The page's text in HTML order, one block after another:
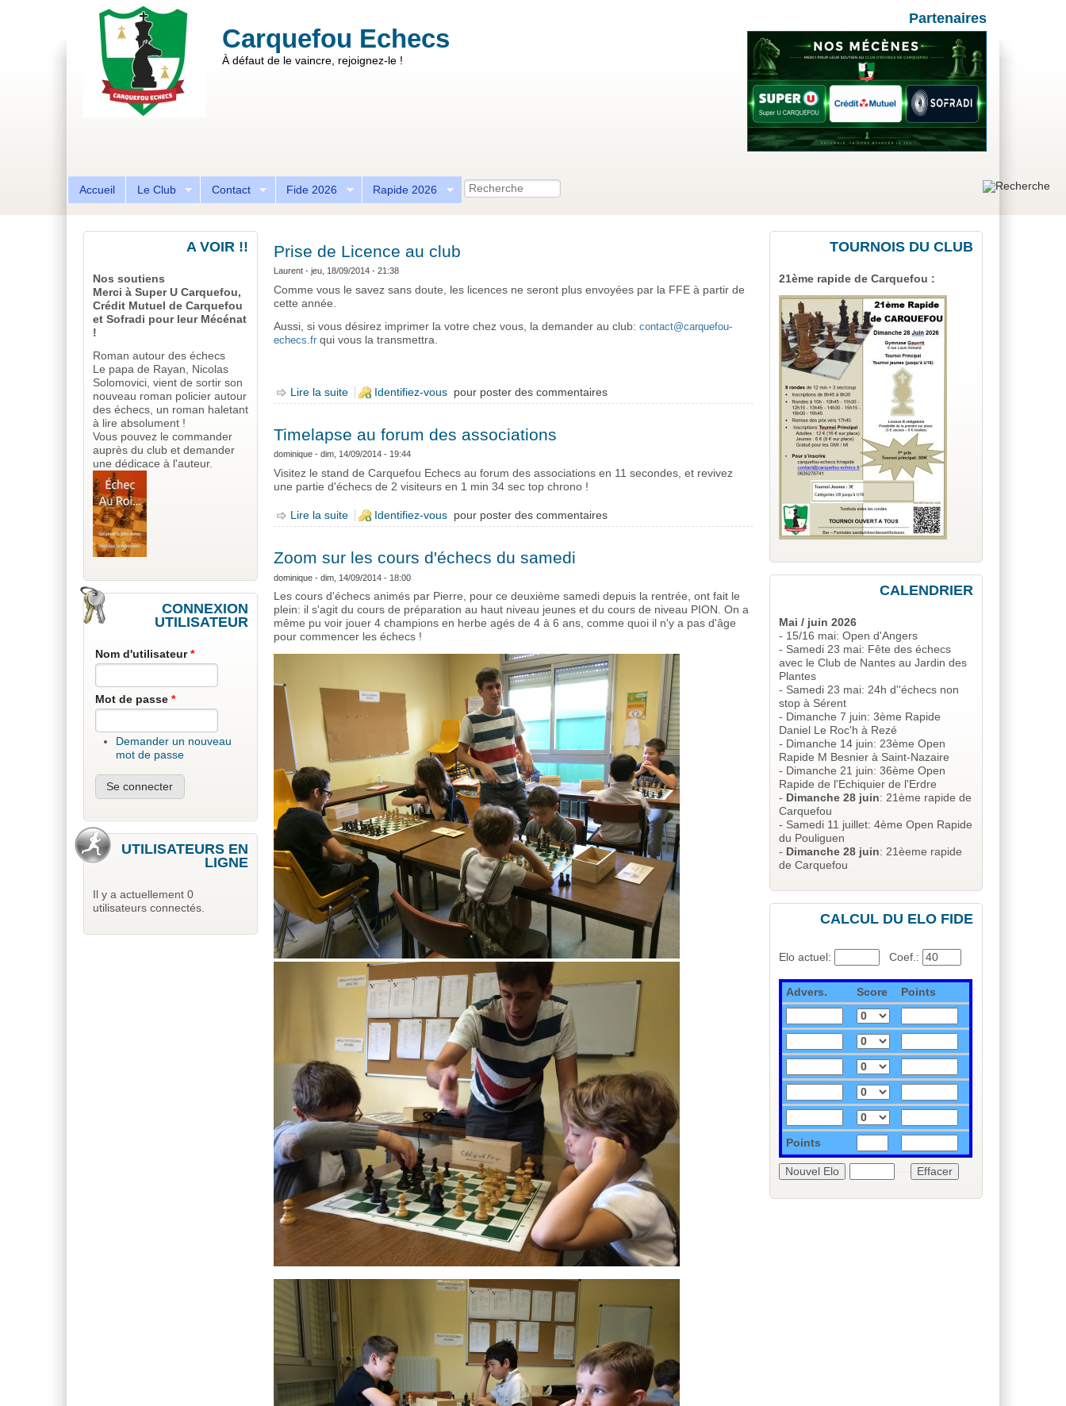
Aller au contenu principal
Partenaires
Carquefou Echecs
À défaut de le vaincre, rejoignez-le !
Accueil Le Club Contact Fide 2026 Rapide 2026
Formulaire de recherche Recherche
A VOIR !!
Nos soutiens
Merci à Super U Carquefou,
Crédit Mutuel de Carquefou
et Sofradi pour leur Mécénat
!
Roman autour des échecs
Le papa de Rayan, Nicolas
Solomovici, vient de sortir son
nouveau roman policier autour
des échecs, un roman haletant
à lire absolument !
Vous pouvez le commander
auprès du club et demander
une dédicace à l'auteur.
CONNEXION
UTILISATEUR
Nom d'utilisateur *
Mot de passe *
Demander un nouveau
mot de passe
UTILISATEURS EN
LIGNE
Il y a actuellement 0
utilisateurs connectés.
Prise de Licence au club
Laurent - jeu, 18/09/2014 - 21:38
Comme vous le savez sans doute, les licences ne seront plus envoyées par la FFE à partir de
cette année.
Aussi, si vous désirez imprimer la votre chez vous, la demander au club:contact@carquefou-
echecs.fr qui vous la transmettra.
Lire la suite de Prise de Licence au club
Identifiez-vous pour poster des commentaires
Timelapse au forum des associations
dominique - dim, 14/09/2014 - 19:44
Visitez le stand de Carquefou Echecs au forum des associations en 11 secondes, et revivez
une partie d'échecs de 2 visiteurs en 1 min 34 sec top chrono !
Lire la suite de Timelapse au forum des associations
Identifiez-vous pour poster des commentaires
Zoom sur les cours d'échecs du samedi
dominique - dim, 14/09/2014 - 18:00
Les cours d'échecs animés par Pierre, pour ce deuxième samedi depuis la rentrée, ont fait le
plein: il s'agit du cours de préparation au haut niveau jeunes et du cours de niveau PION. On a
même pu voir jouer 4 champions en herbe agés de 4 à 6 ans, comme quoi il n'y a pas d'âge
pour commencer les échecs !
TOURNOIS DU CLUB
21ème rapide de Carquefou :
CALENDRIER
Mai / juin 2026
- 15/16 mai: Open d'Angers
- Samedi 23 mai: Fête des échecs
avec le Club de Nantes au Jardin des
Plantes
- Samedi 23 mai: 24h d''échecs non
stop à Sérent
- Dimanche 7 juin: 3ème Rapide
Daniel Le Roc'h à Rezé
- Dimanche 14 juin: 23ème Open
Rapide M Besnier à Saint-Nazaire
- Dimanche 21 juin: 36ème Open
Rapide de l'Echiquier de l'Erdre
- Dimanche 28 juin: 21ème rapide de
Carquefou
- Samedi 11 juillet: 4ème Open Rapide
du Pouliguen
- Dimanche 28 juin: 21èeme rapide
de Carquefou
CALCUL DU ELO FIDE
Elo actuel: Coef.:
Advers. Score Points
Points